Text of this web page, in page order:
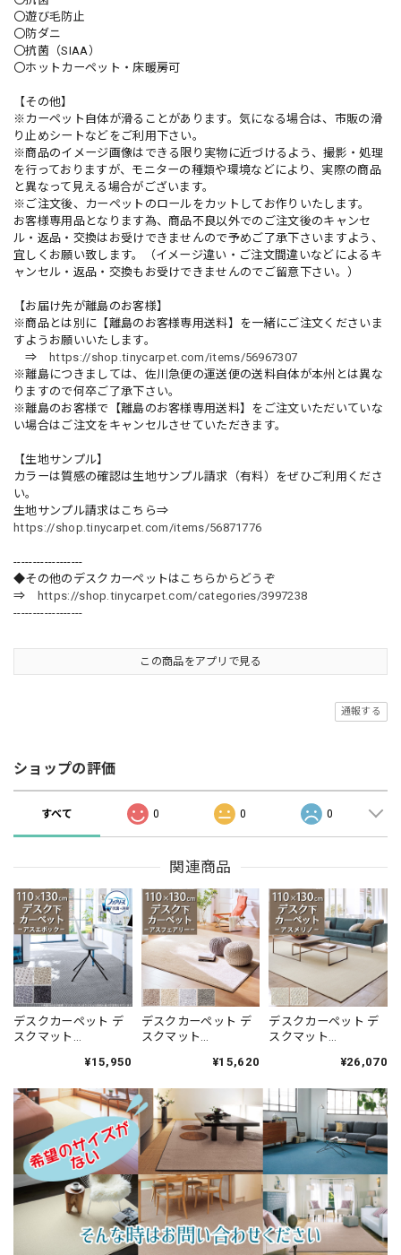
〇遊び毛防止
〇防ダニ
〇抗菌（SIAA）
〇ホットカーペット・床暖房可
【その他】
※カーペット自体が滑ることがあります。気になる場合は、市販の滑
り止めシートなどをご利用下さい。
※商品のイメージ画像はできる限り実物に近づけるよう、撮影・処理
を行っておりますが、モニターの種類や環境などにより、実際の商品
と異なって見える場合がございます。
※ご注文後、カーペットのロールをカットしてお作りいたします。
お客様専用品となります為、商品不良以外でのご注文後のキャンセ
ル・返品・交換はお受けできませんので予めご了承下さいますよう、
宜しくお願い致します。（イメージ違い・ご注文間違いなどによるキ
ャンセル・返品・交換もお受けできませんのでご留意下さい。）
【お届け先が離島のお客様】
※商品とは別に【離島のお客様専用送料】を一緒にご注文くださいま
すようお願いいたします。
⇒ https://shop.tinycarpet.com/items/56967307
※離島につきましては、佐川急便の運送便の送料自体が本州とは異な
りますので何卒ご了承下さい。
※離島のお客様で【離島のお客様専用送料】をご注文いただいていな
い場合はご注文をキャンセルさせていただきます。
【生地サンプル】
カラーは質感の確認は生地サンプル請求（有料）をぜひご利用くださ
い。
生地サンプル請求はこちら⇒
https://shop.tinycarpet.com/items/56871776
------------------
◆その他のデスクカーペットはこちらからどうぞ
⇒ https://shop.tinycarpet.com/categories/3997238
------------------
この商品をアプリで見る
通報する
ショップの評価
すべて 0 0 0
関連商品
デスクカーペット デ
スクマット
ーズ カーペット「消
効果でイヤな臭いの
元を90％以上カッ
ト！シックな濃淡カ
ラーの杢調 ドットデ
ザイン 全4色 防炎ラ
ベル付『アスエポッ
ク/EPC』
¥15,950
デスクカーペット デ
スクマット
性と強力なはっ水性
花粉やホコリが取れ
やすく日々のお手入
れ簡単♪落ち着いた
ニュアンスカラーの
サキソニータイプ 無
地 全4色 防炎ラベル
付『アスフェアリ
ー/FAY』
¥15,620
デスクカーペット デ
スクマット
良種メリノウールだ
100％カーペット 風合
いの異なる2種類のル
ープタイプ 防炎ラベ
ル付『アスメリ
ノ/MRN』
¥26,070